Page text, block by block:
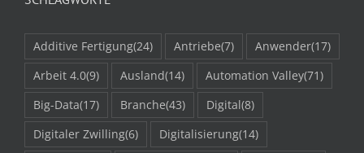
Additive Fertigung(24) Antriebe(7) Anwender(17)
Arbeit 4.0(9) Ausland(14) Automation Valley(71)
Big-Data(17) Branche(43) Digital(8)
Digitaler Zwilling(6) Digitalisierung(14)